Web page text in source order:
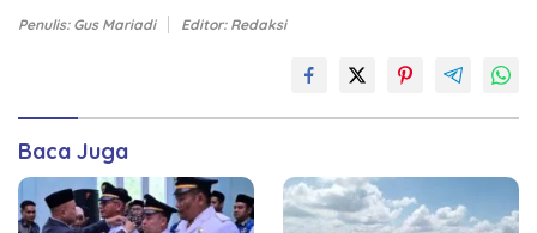
Penulis: Gus Mariadi Editor: Redaksi
Baca Juga